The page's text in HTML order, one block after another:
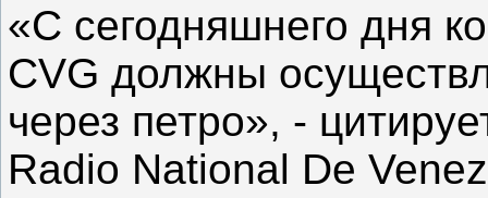
«С сегодняшнего дня
CVG должны
через петро», -
Radio National De